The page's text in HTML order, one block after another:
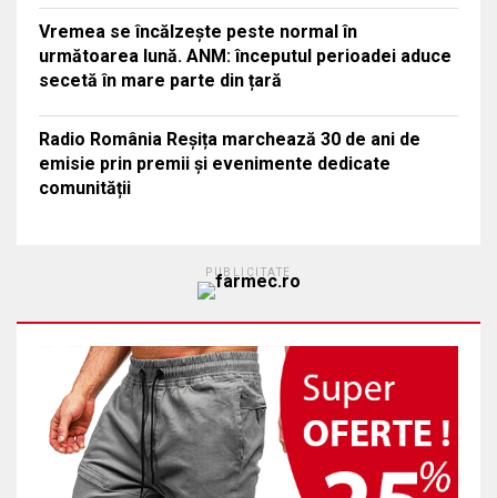
Vremea se încălzește peste normal în
următoarea lună. ANM: începutul perioadei aduce
secetă în mare parte din țară
Radio România Reșița marchează 30 de ani de
emisie prin premii și evenimente dedicate
comunității
PUBLICITATE